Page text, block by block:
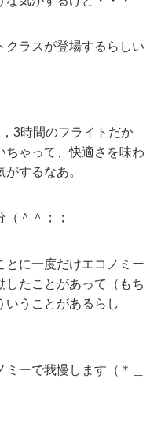
クラスが登場するらしい
3時間のフライトだか
ちゃって、快適さを味わ
するなあ。
＾＾；；
とに一度だけエコノミー
したことがあって（もち
いうことがあるらし
ーで我慢します（＊＿